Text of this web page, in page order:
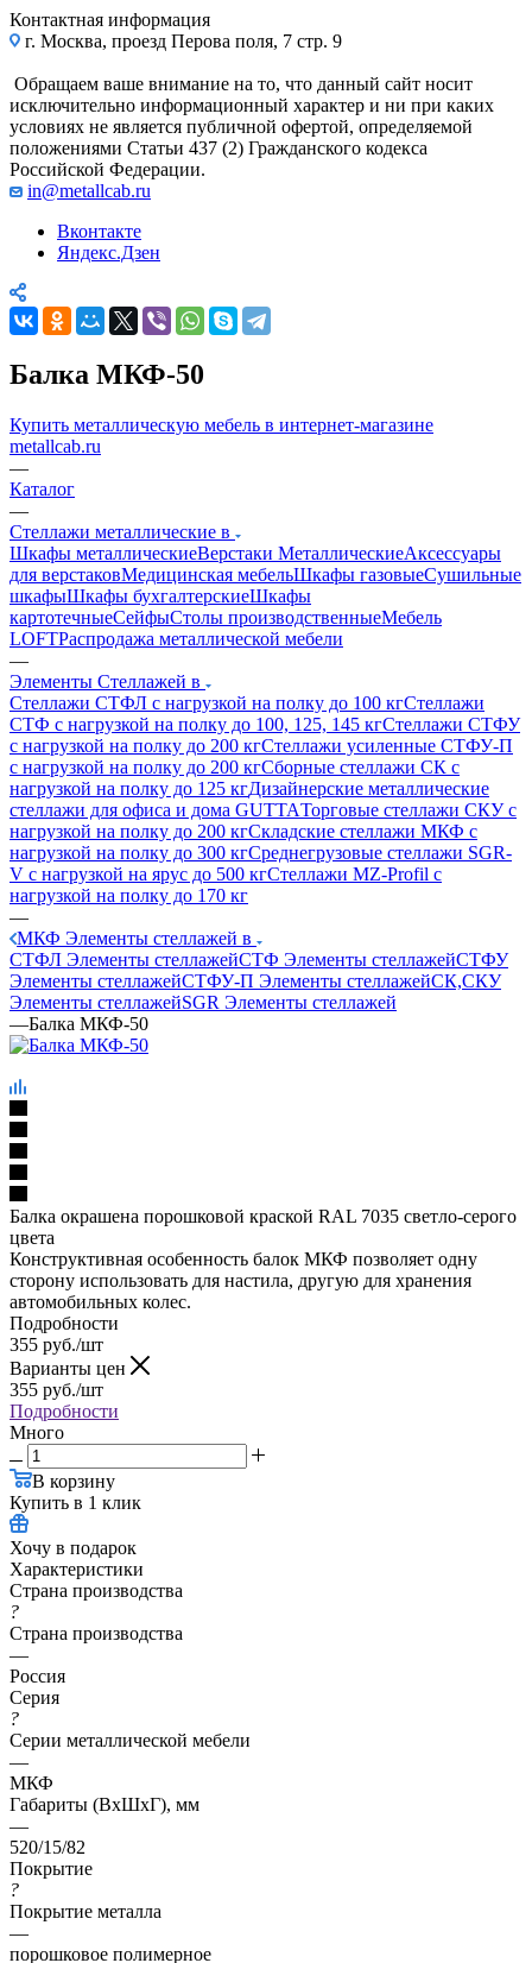
Контактная информация
г. Москва, проезд Перова поля, 7 стр. 9
Обращаем ваше внимание на то, что данный сайт носит
исключительно информационный характер и ни при каких
условиях не является публичной офертой, определяемой
положениями Статьи 437 (2) Гражданского кодекса
Российской Федерации.
in@metallcab.ru
Вконтакте
Яндекс.Дзен
Балка МКФ-50
Купить металлическую мебель в интернет-магазине
metallcab.ru
—
Каталог
—
Стеллажи металлические в
Шкафы металлическиеВерстаки МеталлическиеАксессуары
для верстаковМедицинская мебельШкафы газовыеСушильные
шкафыШкафы бухгалтерскиеШкафы
картотечныеСейфыСтолы производственныеМебель
LOFTРаспродажа металлической мебели
—
Элементы Стеллажей в
Стеллажи СТФЛ с нагрузкой на полку до 100 кгСтеллажи
СТФ с нагрузкой на полку до 100, 125, 145 кгСтеллажи СТФУ
с нагрузкой на полку до 200 кгСтеллажи усиленные СТФУ-П
с нагрузкой на полку до 200 кгСборные стеллажи СК с
нагрузкой на полку до 125 кгДизайнерские металлические
стеллажи для офиса и дома GUTTAТорговые стеллажи СКУ с
нагрузкой на полку до 200 кгСкладские стеллажи МКФ с
нагрузкой на полку до 300 кгСреднегрузовые стеллажи SGR-
V с нагрузкой на ярус до 500 кгСтеллажи MZ-Profil с
нагрузкой на полку до 170 кг
—
МКФ Элементы стеллажей в
СТФЛ Элементы стеллажейСТФ Элементы стеллажейСТФУ
Элементы стеллажейСТФУ-П Элементы стеллажейСК,СКУ
Элементы стеллажейSGR Элементы стеллажей
—Балка МКФ-50
Балка окрашена порошковой краской RAL 7035 светло-серого
цвета
Конструктивная особенность балок МКФ позволяет одну
сторону использовать для настила, другую для хранения
автомобильных колес.
Подробности
355 руб./шт
Варианты цен
355 руб./шт
Подробности
Много
В корзину
Купить в 1 клик
Хочу в подарок
Характеристики
Страна производства
?
Страна производства
—
Россия
Серия
?
Серии металлической мебели
—
МКФ
Габариты (ВхШхГ), мм
—
520/15/82
Покрытие
?
Покрытие металла
—
порошковое полимерное